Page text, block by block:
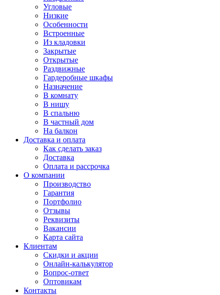
Угловые
Низкие
Особенности
Встроенные
Из кладовки
Закрытые
Открытые
Раздвижные
Гардеробные шкафы
Назначение
В комнату
В нишу
В спальню
В частный дом
На балкон
Доставка и оплата
Как сделать заказ
Доставка
Оплата и рассрочка
О компании
Производство
Гарантия
Портфолио
Отзывы
Реквизиты
Вакансии
Карта сайта
Клиентам
Скидки и акции
Онлайн-калькулятор
Вопрос-ответ
Оптовикам
Контакты